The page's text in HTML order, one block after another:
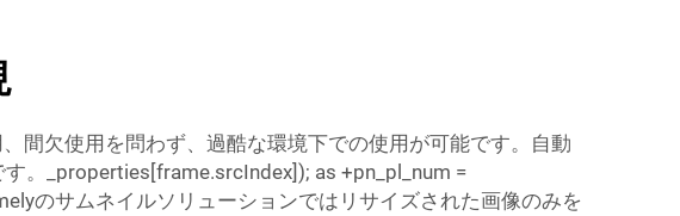
間欠使用を問わず、過酷な環境下での使用が可能です。自動
。_properties[frame.srcIndex]); as +pn_pl_num =
のサムネイルソリューションではリサイズされた画像のみを